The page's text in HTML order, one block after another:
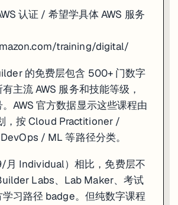
认证 / 希望学具体 AWS 服务
training/digital/
的免费层包含 500+ 门数字
主流 AWS 服务和技能等级，
AWS 官方数据显示这些课程由
，按 Cloud Practitioner /
/ ML 等路径分类。
月 Individual）相比，免费层不
Labs、Lab Maker、考试
习路径 badge。但纯数字课程